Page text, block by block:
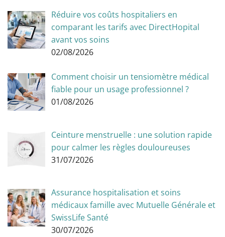
Réduire vos coûts hospitaliers en
comparant les tarifs avec DirectHopital
avant vos soins
02/08/2026
Comment choisir un tensiomètre médical
fiable pour un usage professionnel ?
01/08/2026
Ceinture menstruelle : une solution rapide
pour calmer les règles douloureuses
31/07/2026
Assurance hospitalisation et soins
médicaux famille avec Mutuelle Générale et
SwissLife Santé
30/07/2026